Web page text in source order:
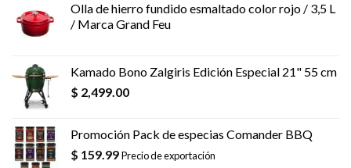
Olla de hierro fundido esmaltado color rojo / 3,5 L
/ Marca Grand Feu
Kamado Bono Zalgiris Edición Especial 21" 55 cm
$ 2,499.00
Promoción Pack de especias Comander BBQ
$ 159.99Precio de exportación